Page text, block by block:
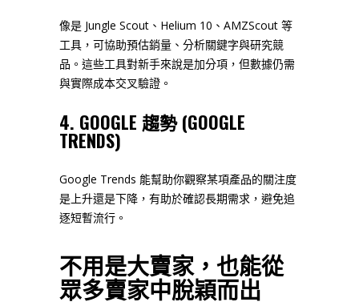
像是 Jungle Scout、Helium 10、AMZScout 等
工具，可協助預估銷量、分析關鍵字與研究競
品。這些工具對新手來說是加分項，但數據仍需
與實際成本交叉驗證。
4. GOOGLE 趨勢 (GOOGLE
TRENDS)
Google Trends 能幫助你觀察某項產品的關注度
是上升還是下降，有助於確認長期需求，避免追
逐短暫流行。
不用是大賣家，也能從
眾多賣家中脫穎而出